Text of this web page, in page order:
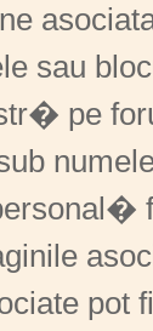
sau
pe
pot